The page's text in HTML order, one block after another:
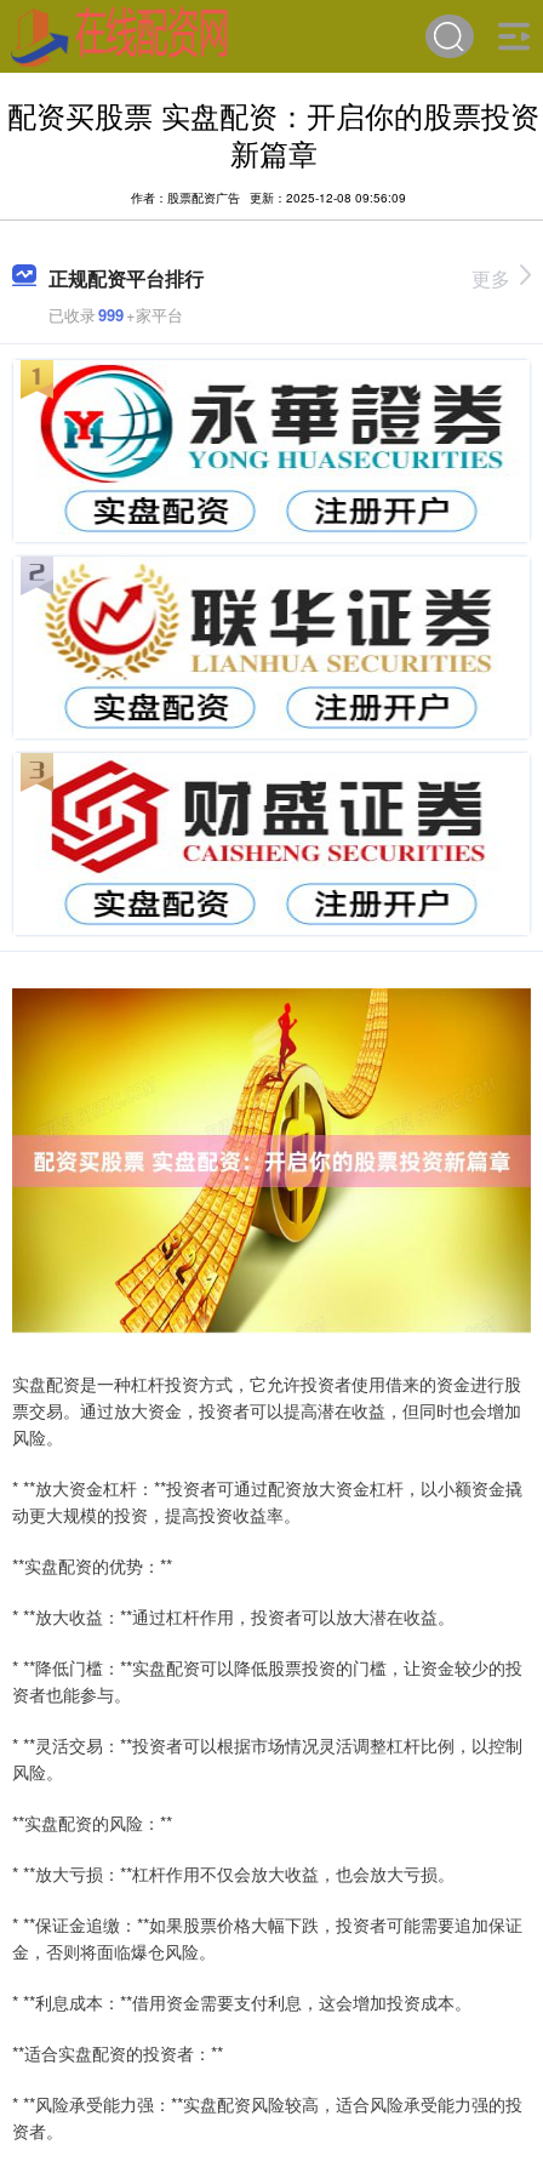
配资买股票 实盘配资：开启你的股票投资
新篇章
作者：股票配资广告 更新：2025-12-08 09:56:09
正规配资平台排行
已收录999+家平台
更多
实盘配资是一种杠杆投资方式，它允许投资者使用借来的资金进行股
票交易。通过放大资金，投资者可以提高潜在收益，但同时也会增加
风险。
* **放大资金杠杆：**投资者可通过配资放大资金杠杆，以小额资金撬
动更大规模的投资，提高投资收益率。
**实盘配资的优势：**
* **放大收益：**通过杠杆作用，投资者可以放大潜在收益。
* **降低门槛：**实盘配资可以降低股票投资的门槛，让资金较少的投
资者也能参与。
* **灵活交易：**投资者可以根据市场情况灵活调整杠杆比例，以控制
风险。
**实盘配资的风险：**
* **放大亏损：**杠杆作用不仅会放大收益，也会放大亏损。
* **保证金追缴：**如果股票价格大幅下跌，投资者可能需要追加保证
金，否则将面临爆仓风险。
* **利息成本：**借用资金需要支付利息，这会增加投资成本。
**适合实盘配资的投资者：**
* **风险承受能力强：**实盘配资风险较高，适合风险承受能力强的投
资者。